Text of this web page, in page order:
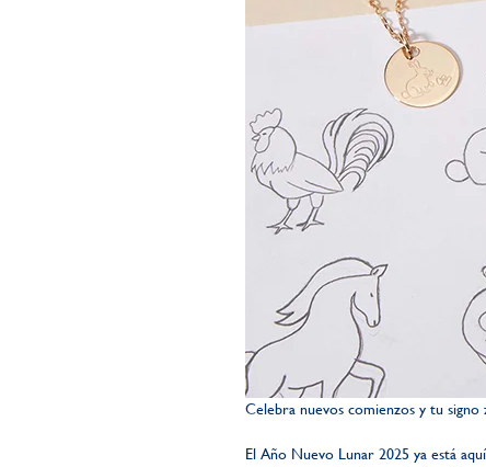
Celebra nuevos comienzos y tu
El Año Nuevo Lunar 2025 ya está